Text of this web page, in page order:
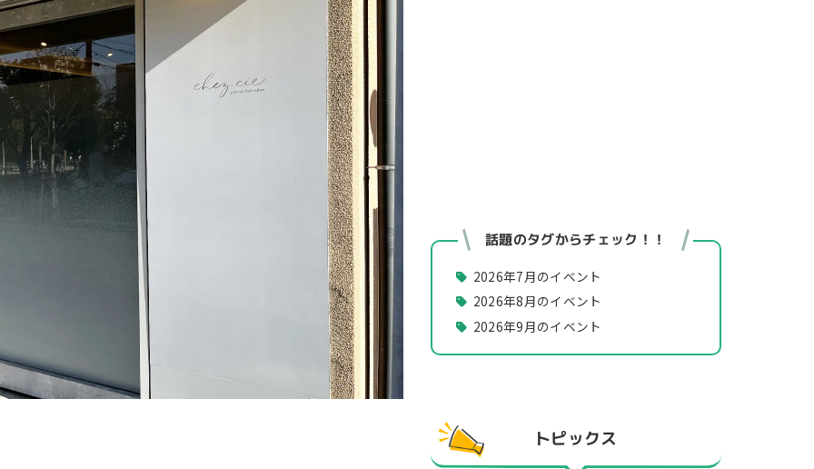
話題のタグからチェック！！
2026年7月のイベント
2026年8月のイベント
2026年9月のイベント
トピックス